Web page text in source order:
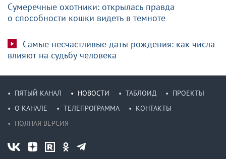
Сумеречные охотники: открылась правда
о способности кошки видеть в темноте
Самые несчастливые даты рождения: как числа
влияют на судьбу человека
ПЯТЫЙ КАНАЛ НОВОСТИ ТАБЛОИД
ПРОЕКТЫ
О КАНАЛЕ
ТЕЛЕПРОГРАММА
КОНТАКТЫ
ПОЛНАЯ ВЕРСИЯ